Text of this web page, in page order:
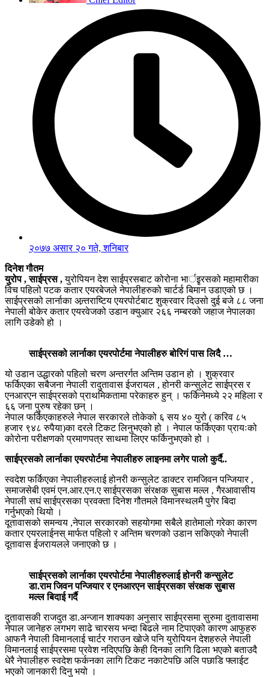
२०७७ असार २० गते, शनिबार
दिनेश गौतम
युरोप , साईप्रस ,युरोपियन देश साईप्रसबाट कोरोना भार्इृरसको महामारीका
विच पहिलो पटक कतार एयरबेजले नेपालीहरुको चार्टर्ड बिमान उडाएको छ ।
साईप्रसको लार्नाका अन्र्तराष्टिय एयरपोर्टबाट शुक्रवार दिउसो दुई बजे ८८ जना
नेपाली बोकेर कतार एयरवेजको उडान क्युआर २६६ नम्बरको जहाज नेपालका
लागि उडेको हो ।
साईप्रसको लार्नाका एयरपोर्टमा नेपालीहरु बोरिगं पास लिदै …
यो उडान उद्धारको पहिलो चरण अन्तरर्गत अन्तिम उडान हो । शुक्रवार
फर्किएका सबैजना नेपाली रादुतावास ईजरायल , होनरी कन्सुलेट साईप्रस र
एनआरएन साईप्रसको प्राथमिकतामा परेकाहरु हुन् । फर्किनेमध्ये २२ महिला र
६६ जना पुरुष रहेका छन् ।
नेपाल फर्किएकाहरुले नेपाल सरकारले तोकेको ६ सय ४० युरो ( करिव ८५
हजार ९४८ रुपैया)का दरले टिकट लिनुभएको हो । नेपाल फर्किएका प्रायःको
कोरोना परीक्षणको प्रमाणपत्र साथमा लिएर फर्किनुभएको हो ।
साईप्रसको लार्नाका एयरपोर्टमा नेपालीहरु लाइनमा लगेर पालो कुर्दै..
स्वदेश फर्किएका नेपालीहरुलाई होनरी कन्सुलेट डाक्टर रामजिवन पन्जियार ,
समाजसेबी एवमं एन.आर.एन.ए साईप्रसका संरक्षक सुबास मल्ल , गैरआवासीय
नेपाली सघं साईप्रसका प्रवक्ता दिनेश गौतमले विमानस्थलमै पुगेर बिदा
गर्नुभएको थियो ।
दूतावासको समन्वय ,नेपाल सरकारको सहयोगमा सबैले हातेमालो गरेका कारण
कतार एयरलाईनस् मार्फत पहिलो र अन्तिम चरणको उडान सकिएको नेपाली
दूतावास ईजरायलले जनाएको छ ।
साईप्रसको लार्नाका एयरपोर्टमा नेपालीहरुलाई होनरी कन्सुलेट
डा.राम जिवन पन्जियार र एनआरएन साईप्रसका संरक्षक सुबास
मल्ल बिदाई गर्दै
दुतावासकी राजदुत डा.अन्जान शाक्यका अनुसार साईप्रसमा सुरुमा दुतावासमा
नेपाल जानेहरु लगभग साढे चारसय भन्दा बिढले नाम टिपाएको कारण आफुहरु
आफनै नेपाली विमानलाई चार्टर गराउन खोजे पनि युरोपियन देशहरुले नेपाली
विमानलाई साईप्रसमा प्रवेश नदिएपछि केही दिनका लागि ढिला भएको बताउदै
धेरै नेपालीहरु स्वदेश फर्कनका लागि टिकट नकाटेपछि अलि पछाडि फ्लाईट
भएको जानकारी दिनु भयो ।